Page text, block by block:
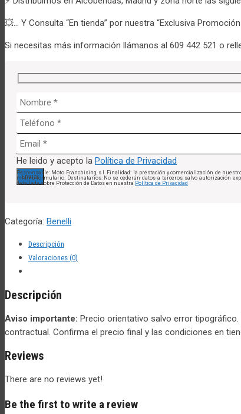
💥… Y Consulta “En tienda” por nuestra “Exclusiva
Si necesitas más información llámanos al 609 442 521 o
He leido y acepto la Política de Privacidad
Responsable: Moto Franchising, s.l. Finalidad: la prestación y comercialización de
mismo formulario. Destinatarios: No se cederán datos a terceros, salvo autorización
detallada sobre Protección de Datos en nuestra Política de Privacidad
Categoría: Benelli
Descripción
Valoraciones (0)
Descripción
Aviso importante: Precio orientativo salvo error
contractual. Confirma el precio final y las condiciones en
Reviews
There are no reviews yet!
Be the first to write a review